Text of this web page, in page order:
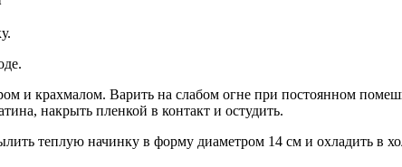
и крахмалом. Варить на слабом огне при постоянном
накрыть пленкой в контакт и остудить.
теплую начинку в форму диаметром 14 см и охладить в